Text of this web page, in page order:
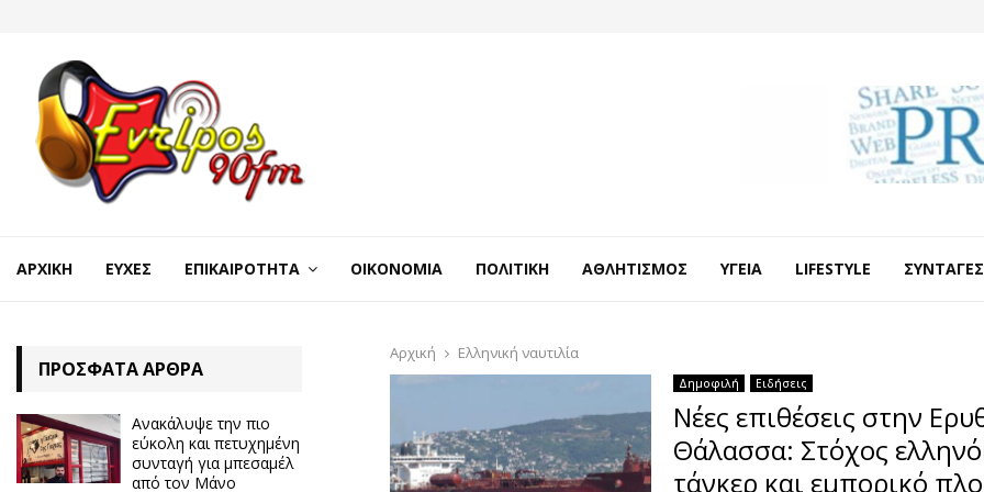
ΑΡΧΙΚΉ ΕΥΧΈΣ ΕΠΙΚΑΙΡΌΤΗΤΑ ΟΙΚΟΝΟΜΊΑ ΠΟΛΙΤΙΚΉ ΑΘΛΗΤΙΣΜΌΣ ΥΓΕΊΑ LIFESTYLE ΣΥΝΤΑΓΈΣ
Αρχική Ελληνική ναυτιλία
Δημοφιλή Ειδήσεις
Νέες επιθέσεις στην
Θάλασσα: Στόχος
τάνκερ και εμπορικό
ΠΡΌΣΦΑΤΑ ΆΡΘΡΑ
Ανακάλυψε την πιο
εύκολη και πετυχημένη
συνταγή για μπεσαμέλ
από τον Μάνο